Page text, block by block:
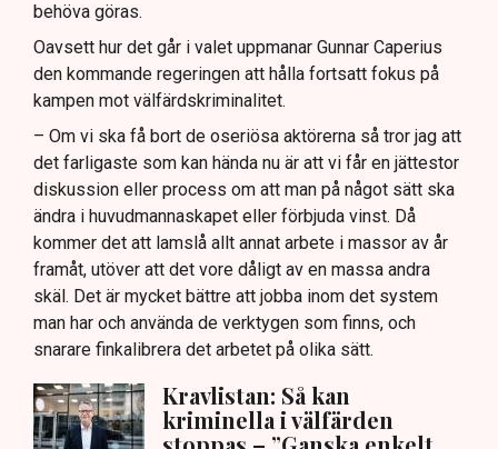
behöva göras.
Oavsett hur det går i valet uppmanar Gunnar Caperius
den kommande regeringen att hålla fortsatt fokus på
kampen mot välfärdskriminalitet.
– Om vi ska få bort de oseriösa aktörerna så tror jag att
det farligaste som kan hända nu är att vi får en jättestor
diskussion eller process om att man på något sätt ska
ändra i huvudmannaskapet eller förbjuda vinst. Då
kommer det att lamslå allt annat arbete i massor av år
framåt, utöver att det vore dåligt av en massa andra
skäl. Det är mycket bättre att jobba inom det system
man har och använda de verktygen som finns, och
snarare finkalibrera det arbetet på olika sätt.
Kravlistan: Så kan
kriminella i välfärden